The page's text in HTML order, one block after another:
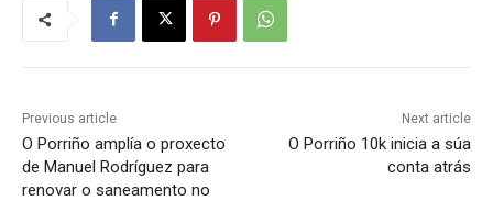
Previous article
O Porriño amplía o proxecto
de Manuel Rodríguez para
renovar o saneamento no
Next article
O Porriño 10k inicia a súa
conta atrás